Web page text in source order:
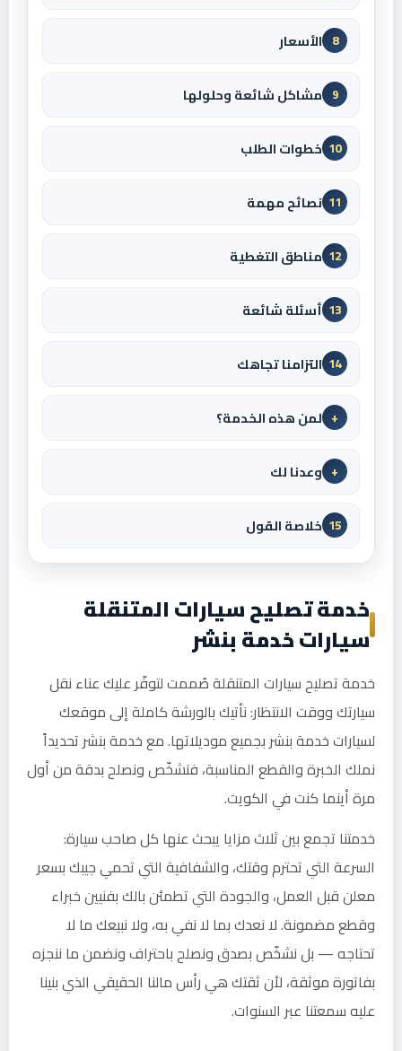
8 الأسعار
9 مشاكل شائعة وحلولها
10 خطوات الطلب
11 نصائح مهمة
12 مناطق التغطية
13 أسئلة شائعة
14 التزامنا تجاهك
+ لمن هذه الخدمة؟
+ وعدنا لك
15 خلاصة القول
خدمة تصليح سيارات المتنقلة
سيارات خدمة بنشر
خدمة تصليح سيارات المتنقلة صُممت لتوفّر عليك عناء نقل
سيارتك ووقت الانتظار: نأتيك بالورشة كاملة إلى موقعك
لسيارات خدمة بنشر بجميع موديلاتها. مع خدمة بنشر تحديداً
نملك الخبرة والقطع المناسبة، فنشخّص ونصلح بدقة من أول
مرة أينما كنت في الكويت.
خدمتنا تجمع بين ثلاث مزايا يبحث عنها كل صاحب سيارة:
السرعة التي تحترم وقتك، والشفافية التي تحمي جيبك بسعر
معلن قبل العمل، والجودة التي تطمئن بالك بفنيين خبراء
وقطع مضمونة. لا نعدك بما لا نفي به، ولا نبيعك ما لا
تحتاجه — بل نشخّص بصدق ونصلح باحتراف ونضمن ما ننجزه
بفاتورة موثقة، لأن ثقتك هي رأس مالنا الحقيقي الذي بنينا
عليه سمعتنا عبر السنوات.